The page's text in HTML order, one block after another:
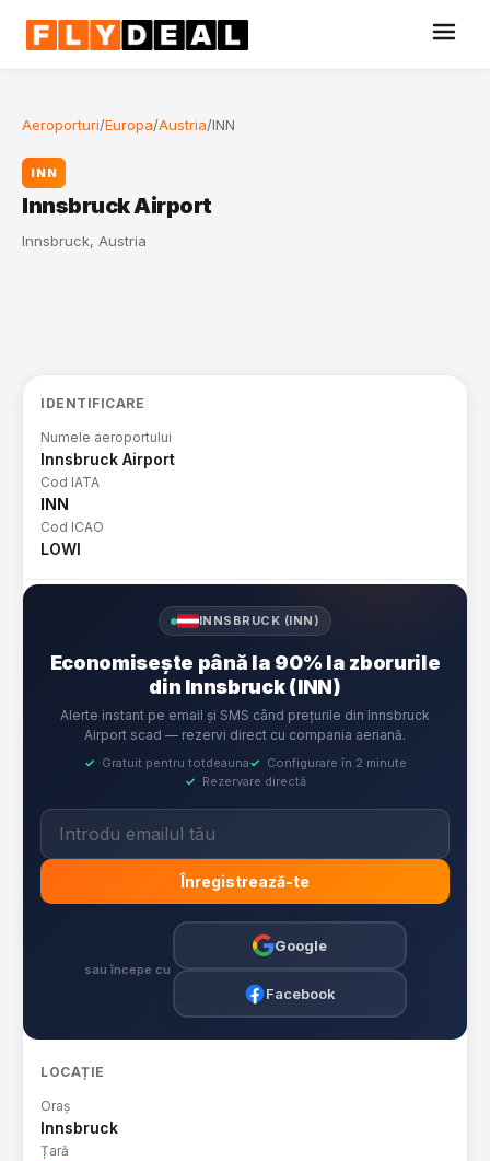
Aeroporturi/Europa/Austria/INN
INN
Innsbruck Airport
Innsbruck, Austria
IDENTIFICARE
Numele aeroportului
Innsbruck Airport
Cod IATA
INN
Cod ICAO
LOWI
INNSBRUCK (INN)
Economisește până la 90% la zborurile
din Innsbruck (INN)
Alerte instant pe email și SMS când prețurile din Innsbruck
Airport scad — rezervi direct cu compania aeriană.
✓ Gratuit pentru totdeauna✓ Configurare în 2 minute
✓ Rezervare directă
Înregistrează-te
sau începe cu
Google
Facebook
LOCAȚIE
Oraș
Innsbruck
Țară